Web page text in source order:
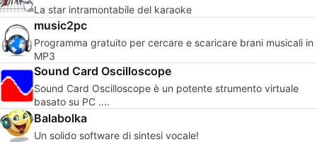
La star intramontabile del karaoke
music2pc
Programma gratuito per cercare e scaricare brani musicali in
MP3
Sound Card Oscilloscope
Sound Card Oscilloscope è un potente strumento virtuale
basato su PC ....
Balabolka
Un solido software di sintesi vocale!